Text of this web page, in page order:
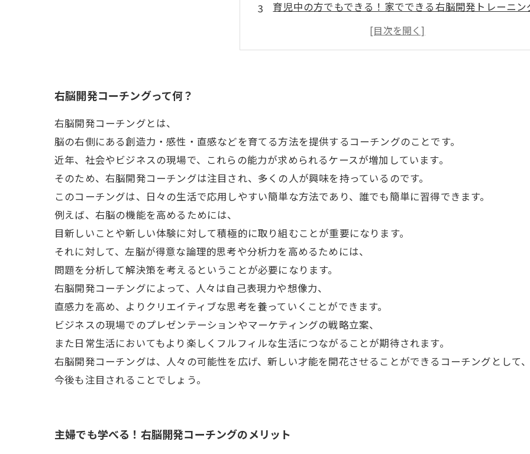
育児中の方でもできる！家でできる右脳開発トレーニン
右脳開発コーチングの効果とは？
右脳開発とはどんなこと？子どもの成長を促す方法
右脳開発コーチングって何？
右脳開発コーチングとは、
脳の右側にある創造力・感性・直感などを育てる方法を提供するコーチングのことです。
近年、社会やビジネスの現場で、これらの能力が求められるケースが増加しています。
そのため、右脳開発コーチングは注目され、多くの人が興味を持っているのです。
このコーチングは、日々の生活で応用しやすい簡単な方法であり、誰でも簡単に習得できます。
例えば、右脳の機能を高めるためには、
目新しいことや新しい体験に対して積極的に取り組むことが重要になります。
それに対して、左脳が得意な論理的思考や分析力を高めるためには、
問題を分析して解決策を考えるということが必要になります。
右脳開発コーチングによって、人々は自己表現力や想像力、
直感力を高め、よりクリエイティブな思考を養っていくことができます。
ビジネスの現場でのプレゼンテーションやマーケティングの戦略立案、
また日常生活においてもより楽しくフルフィルな生活につながることが期待されます。
右脳開発コーチングは、人々の可能性を広げ、新しい才能を開花させることができるコーチングとして
今後も注目されることでしょう。
主婦でも学べる！右脳開発コーチングのメリット